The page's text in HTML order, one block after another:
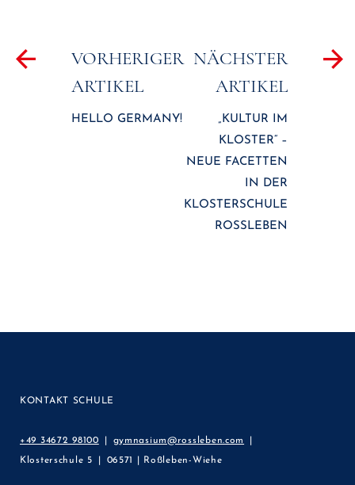
Beitragsnavigation
VORHERIGER
ARTIKEL
HELLO GERMANY!
NÄCHSTER
ARTIKEL
„KULTUR IM
KLOSTER“ –
NEUE FACETTEN
IN DER
KLOSTERSCHULE
ROSSLEBEN
KONTAKT SCHULE
+49 34672 98100 gymnasium@rossleben.com
Klosterschule 5 06571 | Roßleben-Wiehe